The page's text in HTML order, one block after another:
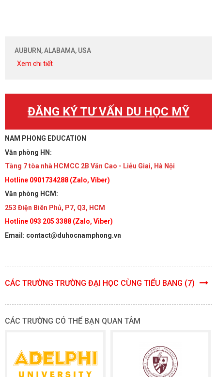
AUBURN, ALABAMA, USA
Xem chi tiết
ĐĂNG KÝ TƯ VẤN DU HỌC MỸ
NAM PHONG EDUCATION
Văn phòng HN:
Tầng 7 tòa nhà HCMCC 2B Văn Cao - Liễu Giai, Hà Nội
Hotline 0901734288 (Zalo, Viber)
Văn phòng HCM:
253 Điện Biên Phủ, P7, Q3, HCM
Hotline 093 205 3388 (Zalo, Viber)
Email: contact@duhocnamphong.vn
CÁC TRƯỜNG TRƯỜNG ĐẠI HỌC CÙNG TIỂU BANG (7)
CÁC TRƯỜNG CÓ THỂ BẠN QUAN TÂM